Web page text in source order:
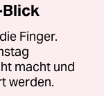
Blick
Finger.
macht und
werden.